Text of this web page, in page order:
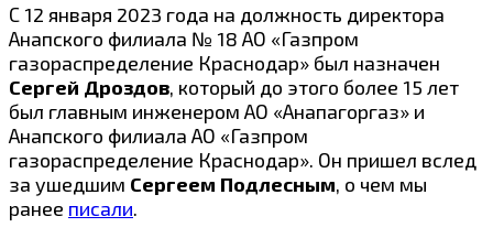
С 12 января 2023 года на должность директора
Анапского филиала № 18 АО «Газпром
газораспределение Краснодар» был назначен
Сергей Дроздов, который до этого более 15 лет
был главным инженером АО «Анапагоргаз» и
Анапского филиала АО «Газпром
газораспределение Краснодар». Он пришел вслед
за ушедшим Сергеем Подлесным, о чем мы
ранее писали.